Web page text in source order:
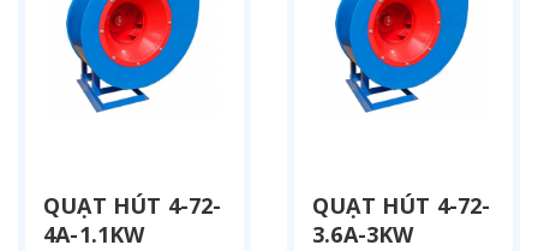
QUẠT HÚT 4-72-
4A-1.1KW
QUẠT HÚT 4-72-
3.6A-3KW